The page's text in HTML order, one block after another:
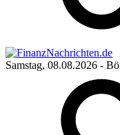
Samstag, 08.08.2026 -